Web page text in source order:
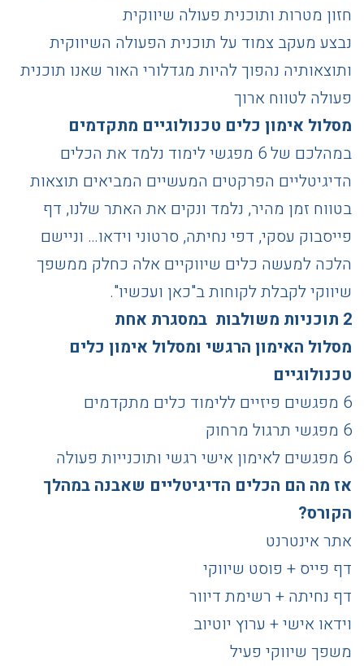
חזון מטרות ותוכנית פעולה שיווקית
נבצע מעקב צמוד על תוכנית הפעולה השיווקית
ותוצאותיה נהפוך להיות מגדלורי האור שאנו תוכנית
פעולה לטווח ארוך
מסלול אימון כלים טכנולוגיים מתקדמים
במהלכם של 6 מפגשי לימוד נלמד את הכלים
הדיגיטליים הפרקטים המעשיים המביאים תוצאות
בטווח זמן מהיר, נלמד ונקים את האתר שלנו, דף
פייסבוק עסקי, דפי נחיתה, סרטוני וידאו… וניישם
הלכה למעשה כלים שיווקיים אלה כחלק ממשפך
שיווקי לקבלת לקוחות ב"כאן ועכשיו".
2 תוכניות משולבות
במסגרת אחת
מסלול האימון הרגשי ומסלול אימון כלים
טכנולוגיים
6 מפגשים פיזיים ללימוד כלים מתקדמים
6 מפגשי תרגול מרחוק
6 מפגשים לאימון אישי רגשי ותוכנייות פעולה
אז מה הם הכלים הדיגיטליים שאבנה במהלך
הקורס?
אתר אינטרנט
דף פייס + פוסט שיווקי
דף נחיתה + רשימת דיוור
וידאו אישי + ערוץ יוטיוב
משפך שיווקי פעיל